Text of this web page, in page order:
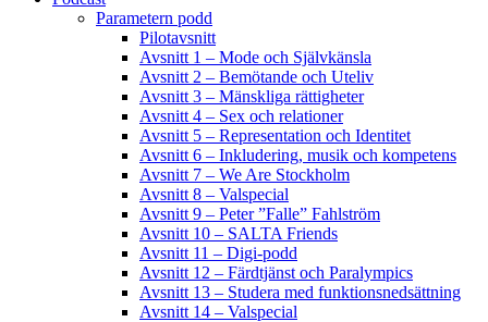
Parametern podd
Pilotavsnitt
Avsnitt 1 – Mode och Självkänsla
Avsnitt 2 – Bemötande och Uteliv
Avsnitt 3 – Mänskliga rättigheter
Avsnitt 4 – Sex och relationer
Avsnitt 5 – Representation och Identitet
Avsnitt 6 – Inkludering, musik och kompetens
Avsnitt 7 – We Are Stockholm
Avsnitt 8 – Valspecial
Avsnitt 9 – Peter ”Falle” Fahlström
Avsnitt 10 – SALTA Friends
Avsnitt 11 – Digi-podd
Avsnitt 12 – Färdtjänst och Paralympics
Avsnitt 13 – Studera med funktionsnedsättning
Avsnitt 14 – Valspecial